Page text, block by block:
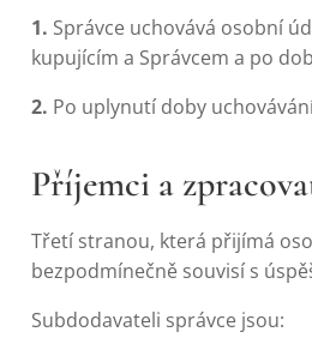
1. Správce uchovává osobní
kupujícím a Správcem a po
2. Po uplynutí doby
Příjemci a
Třetí stranou, která přijímá
bezpodmínečně souvisí s
Subdodavateli správce jsou: